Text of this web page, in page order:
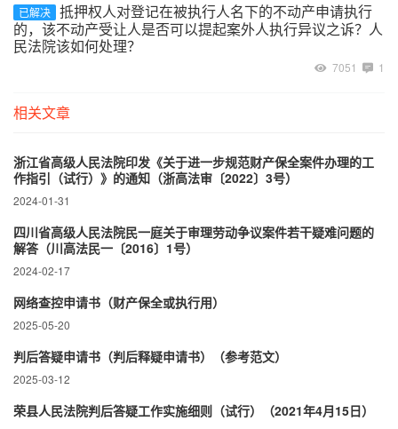
已解决 抵押权人对登记在被执行人名下的不动产申请执行
的，该不动产受让人是否可以提起案外人执行异议之诉？人
民法院该如何处理？
7051 1
相关文章
浙江省高级人民法院印发《关于进一步规范财产保全案件办理的工
作指引（试行）》的通知（浙高法审〔2022〕3号）
2024-01-31
四川省高级人民法院民一庭关于审理劳动争议案件若干疑难问题的
解答（川高法民一〔2016〕1号）
2024-02-17
网络查控申请书（财产保全或执行用）
2025-05-20
判后答疑申请书（判后释疑申请书）（参考范文）
2025-03-12
荣县人民法院判后答疑工作实施细则（试行）（2021年4月15日）